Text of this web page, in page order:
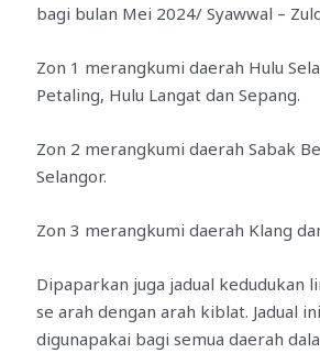
bagi bulan Mei 2024/ Syawwal –
Zon 1 merangkumi daerah Hulu
Petaling, Hulu Langat dan Sepang.
Zon 2 merangkumi daerah Sabak
Selangor.
Zon 3 merangkumi daerah Klang
Dipaparkan juga jadual kedudukan
se arah dengan arah kiblat. Jadual
digunapakai bagi semua daerah